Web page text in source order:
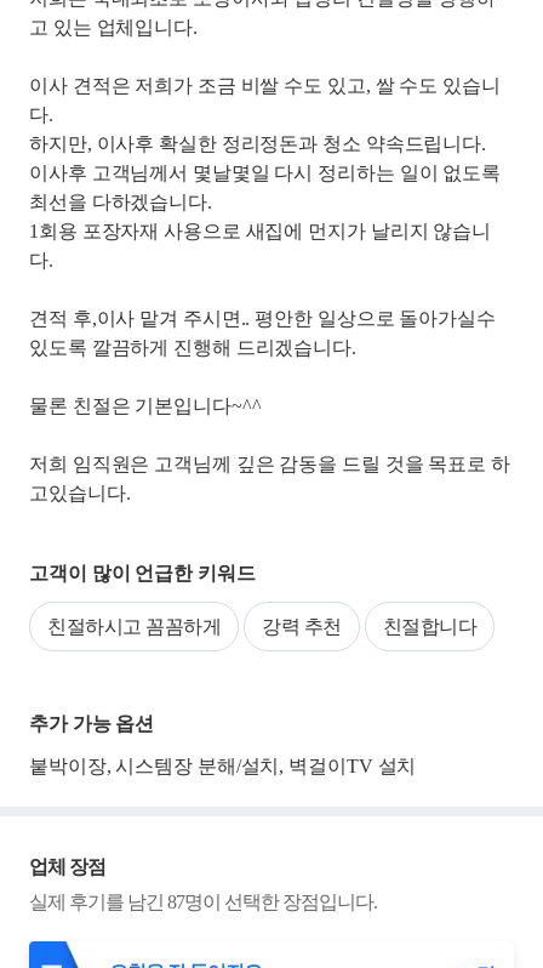
고 있는 업체입니다.
이사 견적은 저희가 조금 비쌀 수도 있고, 쌀 수도 있습니
다.
하지만, 이사후 확실한 정리정돈과 청소 약속드립니다.
이사후 고객님께서 몇날몇일 다시 정리하는 일이 없도록
최선을 다하겠습니다.
1회용 포장자재 사용으로 새집에 먼지가 날리지 않습니
다.
견적 후,이사 맡겨 주시면.. 평안한 일상으로 돌아가실수
있도록 깔끔하게 진행해 드리겠습니다.
물론 친절은 기본입니다~^^
저희 임직원은 고객님께 깊은 감동을 드릴 것을 목표로 하
고있습니다.
고객이 많이 언급한 키워드
친절하시고 꼼꼼하게 강력 추천 친절합니다
추가 가능 옵션
붙박이장, 시스템장 분해/설치, 벽걸이TV 설치
업체 장점
실제 후기를 남긴 87명이 선택한 장점입니다.